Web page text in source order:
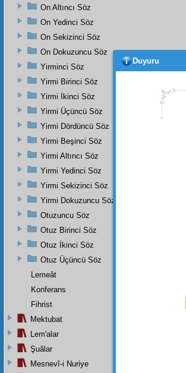
On Altıncı Söz
On Yedinci Söz
On Sekizinci Söz
On Dokuzuncu Söz
Yirminci Söz
Yirmi Birinci Söz
Yirmi İkinci Söz
Yirmi Üçüncü Söz
Yirmi Dördüncü Söz
Yirmi Beşinci Söz
Yirmi Altıncı Söz
Yirmi Yedinci Söz
Yirmi Sekizinci Söz
Yirmi Dokuzuncu Söz
Otuzuncu Söz
Otuz Birinci Söz
Otuz İkinci Söz
Otuz Üçüncü Söz
Lemeât
Konferans
Fihrist
Mektubat
Lem'alar
Şuâlar
Mesnevî-i Nuriye
Duyuru